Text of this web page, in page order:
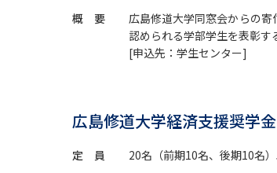
概 要
広島修道大学同窓会からの
認められる学部学生を表彰す
[申込先：学生センター]
広島修道大学経済支援奨学
定 員
20名（前期10名、後期10名）